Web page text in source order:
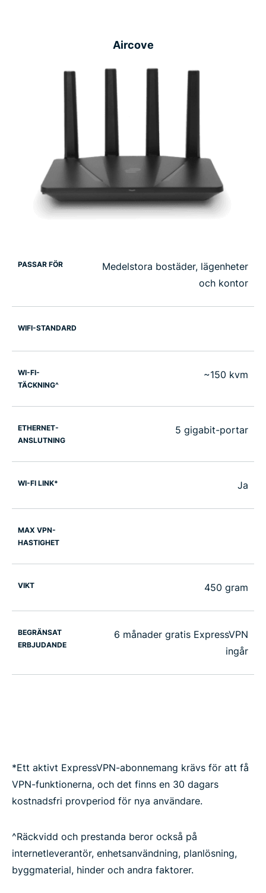
Aircove
PASSAR FÖR
Medelstora bostäder, lägenheter
och kontor
WIFI-STANDARD
WI-FI-
TÄCKNING^
~150 kvm
ETHERNET-
ANSLUTNING
5 gigabit-portar
WI-FI LINK* Ja
MAX VPN-
HASTIGHET
VIKT 450 gram
BEGRÄNSAT
ERBJUDANDE
6 månader gratis ExpressVPN
ingår
*Ett aktivt ExpressVPN-abonnemang krävs för att få
VPN-funktionerna, och det finns en 30 dagars
kostnadsfri provperiod för nya användare.
^Räckvidd och prestanda beror också på
internetleverantör, enhetsanvändning, planlösning,
byggmaterial, hinder och andra faktorer.